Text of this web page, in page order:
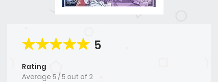
5
Rating
Average 5 /5 out of 2